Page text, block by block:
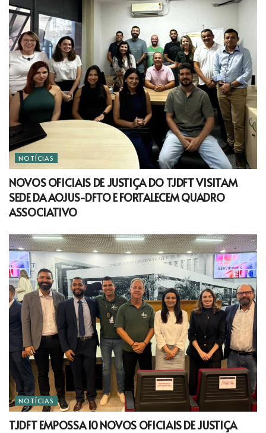
NOTÍCIAS
NOVOS OFICIAIS DE JUSTIÇA DO TJDFT VISITAM
SEDE DA AOJUS-DFTO E FORTALECEM QUADRO
ASSOCIATIVO
NOTÍCIAS
TJDFT EMPOSSA 10 NOVOS OFICIAIS DE JUSTIÇA